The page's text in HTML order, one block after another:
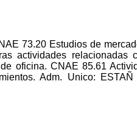
73.20 Estudios de
actividades relacionadas
oficina. CNAE 85.61
Adm. Unico: